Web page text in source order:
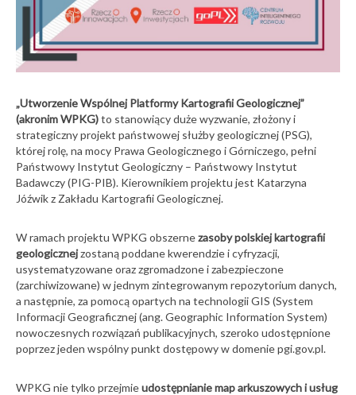
„Utworzenie Wspólnej Platformy Kartografii Geologicznej”
(akronim WPKG)to stanowiący duże wyzwanie, złożony i
strategiczny projekt państwowej służby geologicznej (PSG),
której rolę, na mocy Prawa Geologicznego i Górniczego, pełni
Państwowy Instytut Geologiczny – Państwowy Instytut
Badawczy (PIG-PIB). Kierownikiem projektu jest Katarzyna
Jóźwik z Zakładu Kartografii Geologicznej.
W ramach projektu WPKG obszernezasoby polskiej kartografii
geologicznejzostaną poddane kwerendzie i cyfryzacji,
usystematyzowane oraz zgromadzone i zabezpieczone
(zarchiwizowane) w jednym zintegrowanym repozytorium danych,
a następnie, za pomocą opartych na technologii GIS (System
Informacji Geograficznej (ang. Geographic Information System)
nowoczesnych rozwiązań publikacyjnych, szeroko udostępnione
poprzez jeden wspólny punkt dostępowy w domenie pgi.gov.pl.
WPKG nie tylko przejmieudostępnianie map arkuszowych i usług